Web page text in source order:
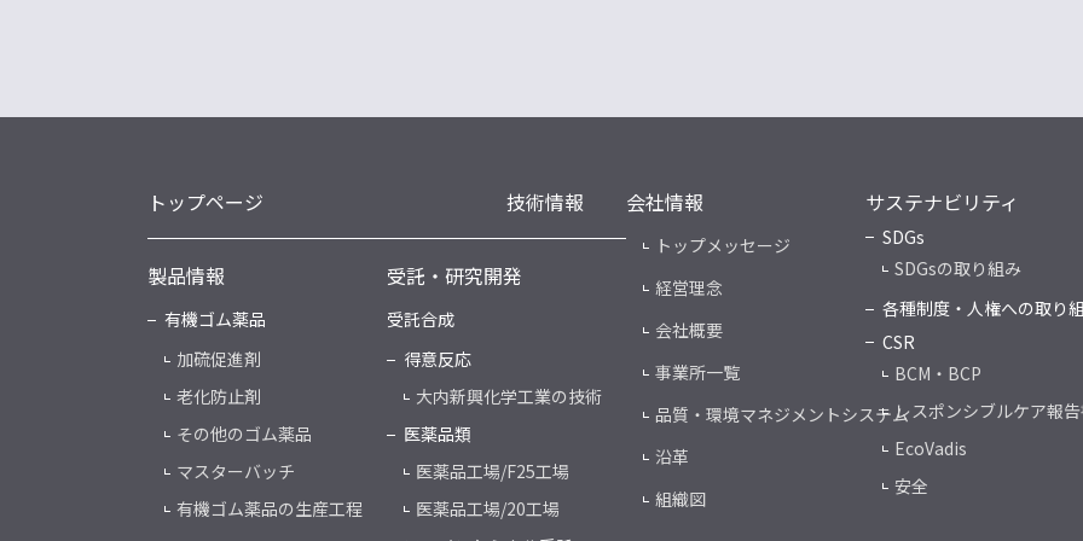
トップページ
製品情報
有機ゴム薬品
加硫促進剤
老化防止剤
その他のゴム薬品
マスターバッチ
有機ゴム薬品の生産工程
技術情報
受託・研究開発
受託合成
得意反応
大内新興化学工業の技術
医薬品類
医薬品工場/F25工場
医薬品工場/20工場
会社情報
トップメッセージ
経営理念
会社概要
事業所一覧
品質・環境マネジメントシステム
沿革
組織図
サステナビリティ
SDGs
SDGsの取り組み
各種制度・人権への取り
CSR
BCM・BCP
レスポンシブルケア報
EcoVadis
安全